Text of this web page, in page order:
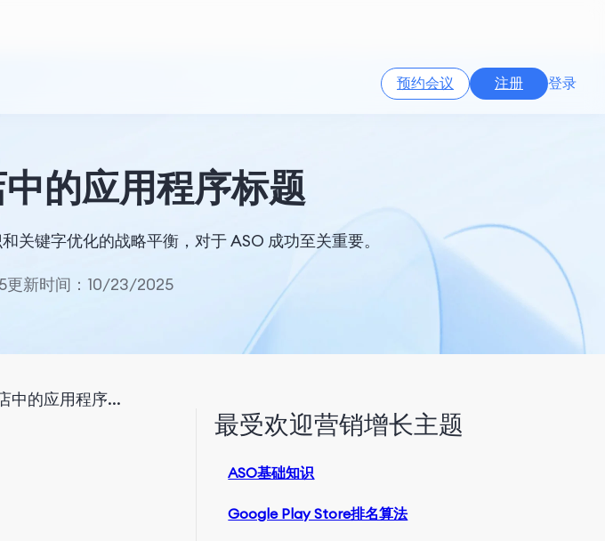
预约会议 注册 登录
的应用程序标题
键字优化的战略平衡，对于 ASO 成功至关重要。
更新时间：10/23/2025
中的应用程序...
最受欢迎营销增长主题
ASO基础知识
Google Play Store排名算法